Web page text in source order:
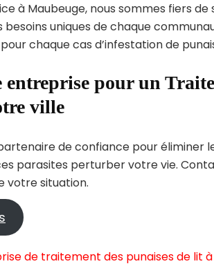
à Maubeuge, nous sommes fiers
besoins uniques de chaque
chaque cas d’infestation de
entreprise pour un
ville
de confiance pour éliminer
parasites perturber votre vie.
votre situation.
de traitement des punaises de lit